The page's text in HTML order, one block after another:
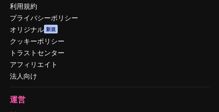
利用規約
プライバシーポリシー
オリジナル 新規
クッキーポリシー
トラストセンター
アフィリエイト
法人向け
運営